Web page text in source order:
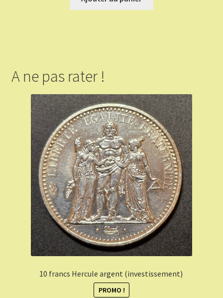
A ne pas rater !
10 francs Hercule argent (investissement)
PROMO !